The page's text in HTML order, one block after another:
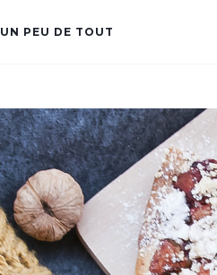
UN PEU DE TOUT